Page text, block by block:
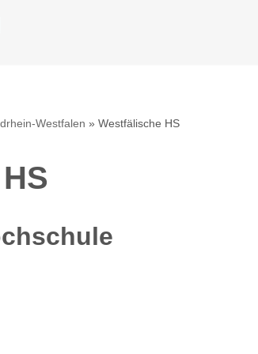
Westfalen » Westfälische HS